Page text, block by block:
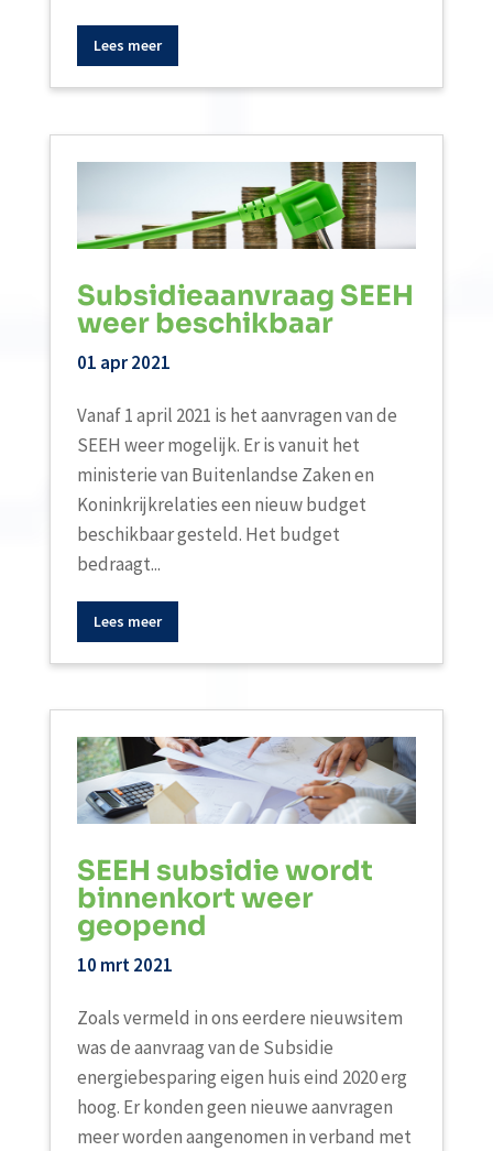
Lees meer
Subsidieaanvraag SEEH
weer beschikbaar
01 apr 2021
Vanaf 1 april 2021 is het aanvragen van de
SEEH weer mogelijk. Er is vanuit het
ministerie van Buitenlandse Zaken en
Koninkrijkrelaties een nieuw budget
beschikbaar gesteld. Het budget
bedraagt...
Lees meer
SEEH subsidie wordt
binnenkort weer
geopend
10 mrt 2021
Zoals vermeld in ons eerdere nieuwsitem
was de aanvraag van de Subsidie
energiebesparing eigen huis eind 2020 erg
hoog. Er konden geen nieuwe aanvragen
meer worden aangenomen in verband met